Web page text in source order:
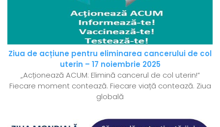
Ziua de acțiune pentru eliminarea cancerului de col
uterin – 17 noiembrie 2025
„Acționează ACUM: Elimină cancerul de col uterin!”
Fiecare moment contează. Fiecare viață contează. Ziua
globală